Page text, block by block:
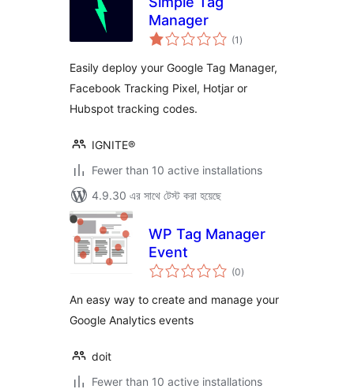
Manager
(1 total
ratings
)
Easily deploy your Google Tag Manager,
Facebook Tracking Pixel, Hotjar or
Hubspot tracking codes.
IGNITE®
Fewer than 10 active installations
4.9.30 এর সাথে টেস্ট করা হয়েছে
WP Tag Manager
Event
(0total
ratings
)
An easy way to create and manage your
Google Analytics events
doit
Fewer than 10 active installations